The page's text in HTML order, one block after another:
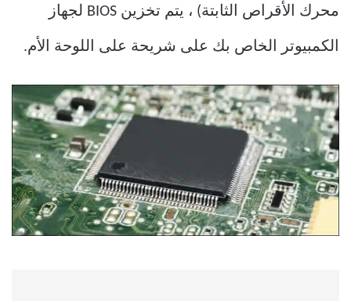
محرك الأقراص الثابتة) ، يتم تخزين BIOS لجهاز
الكمبيوتر الخاص بك على شريحة على اللوحة الأم.